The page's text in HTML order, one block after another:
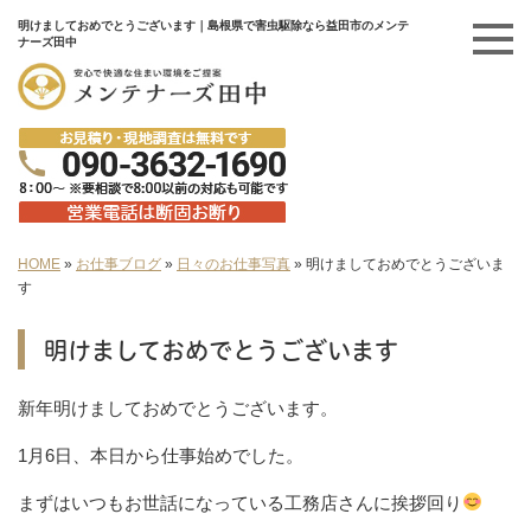
明けましておめでとうございます｜島根県で害虫駆除なら益田市のメンテ
ナーズ田中
HOME » お仕事ブログ » 日々のお仕事写真 » 明けましておめでとうございま
す
明けましておめでとうございます
新年明けましておめでとうございます。
1月6日、本日から仕事始めでした。
まずはいつもお世話になっている工務店さんに挨拶回り